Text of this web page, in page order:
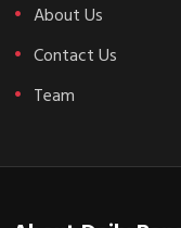
About Us
Contact Us
Team